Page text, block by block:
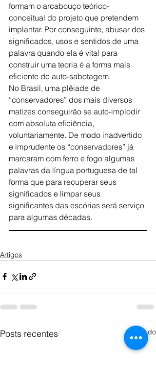
formam o arcabouço teórico-
conceitual do projeto que pretendem
implantar. Por conseguinte, abusar dos
significados, usos e sentidos de uma
palavra quando ela é vital para
construir uma teoria é a forma mais
eficiente de auto-sabotagem.
No Brasil, uma plêiade de
“conservadores” dos mais diversos
matizes conseguirão se auto-implodir
com absoluta eficiência,
voluntariamente. De modo inadvertido
e imprudente os “conservadores” já
marcaram com ferro e fogo algumas
palavras da língua portuguesa de tal
forma que para recuperar seus
significados e limpar seus
significantes das escórias será serviço
para algumas décadas.
Artigos
Posts recentes Ver tudo